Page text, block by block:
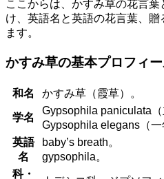
ここからは、かすみ草の花言
け、英語名と英語の花言葉、
ます。
かすみ草の基本プロフィ
和名 かすみ草（霞草）。
学名
Gypsophila paniculata（
Gypsophila elegans（一
英語
名
baby’s breath。
gypsophila。
科・